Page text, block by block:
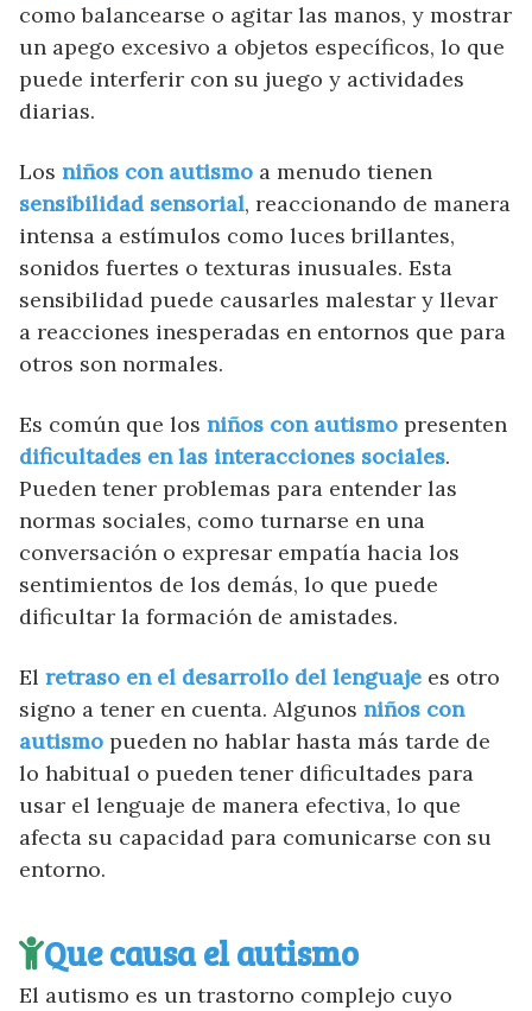
como balancearse o agitar las manos, y mostrar
un apego excesivo a objetos específicos, lo que
puede interferir con su juego y actividades
diarias.
Los niños con autismo a menudo tienen
sensibilidad sensorial, reaccionando de manera
intensa a estímulos como luces brillantes,
sonidos fuertes o texturas inusuales. Esta
sensibilidad puede causarles malestar y llevar
a reacciones inesperadas en entornos que para
otros son normales.
Es común que los niños con autismo presenten
dificultades en las interacciones sociales.
Pueden tener problemas para entender las
normas sociales, como turnarse en una
conversación o expresar empatía hacia los
sentimientos de los demás, lo que puede
dificultar la formación de amistades.
El retraso en el desarrollo del lenguaje es otro
signo a tener en cuenta. Algunos niños con
autismo pueden no hablar hasta más tarde de
lo habitual o pueden tener dificultades para
usar el lenguaje de manera efectiva, lo que
afecta su capacidad para comunicarse con su
entorno.
Que causa el autismo
El autismo es un trastorno complejo cuyo